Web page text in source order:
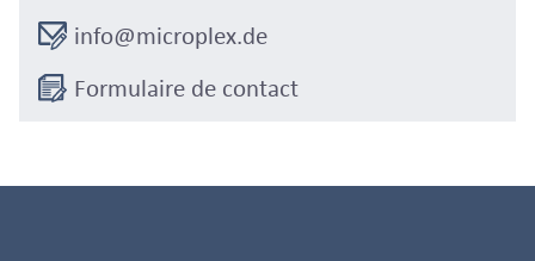
info@microplex.de
Formulaire de contact